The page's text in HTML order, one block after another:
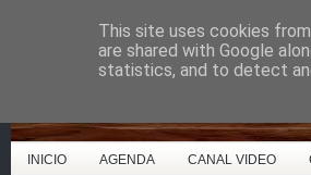
Country Music
INICIO AGENDA CANAL VIDEO
This site uses cookies
are shared with Google
statistics, and to detect